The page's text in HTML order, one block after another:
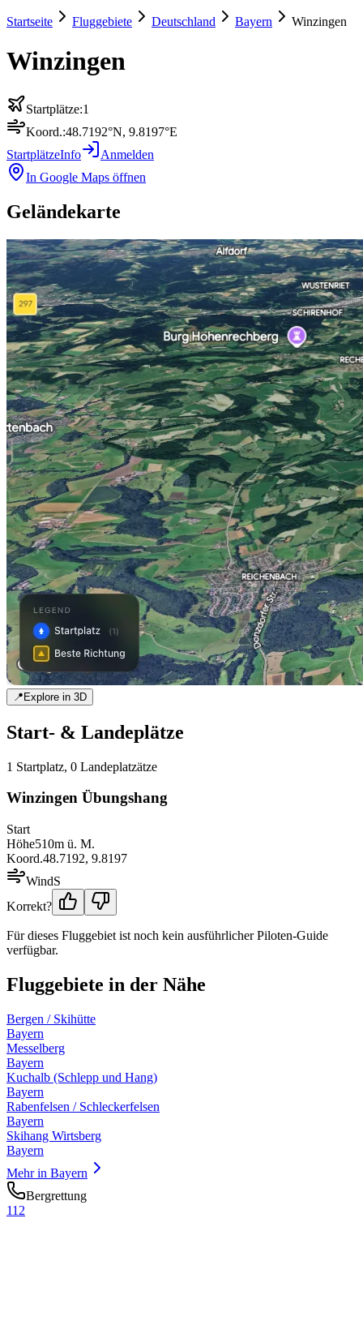
Startseite Fluggebiete Deutschland Bayern Winzingen
Winzingen
Startplätze:1
Koord.:48.7192°N, 9.8197°E
StartplätzeInfo
Anmelden
In Google Maps öffnen
Geländekarte
📍Explore in 3D
Start- & Landeplätze
1 Startplatz, 0 Landeplatzätze
Winzingen Übungshang
Start
Höhe510m ü. M.
Koord.48.7192, 9.8197
WindS
Korrekt?
Für dieses Fluggebiet ist noch kein ausführlicher Piloten-Guide
verfügbar.
Fluggebiete in der Nähe
Bergen / Skihütte
Bayern
Messelberg
Bayern
Kuchalb (Schlepp und Hang)
Bayern
Rabenfelsen / Schleckerfelsen
Bayern
Skihang Wirtsberg
Bayern
Mehr in Bayern
Bergrettung
112